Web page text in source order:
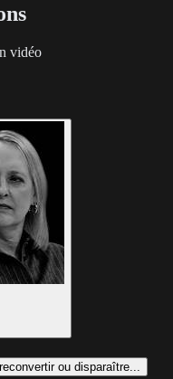
vidéo
ou disparaître...